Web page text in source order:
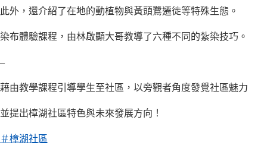
此外，還介紹了在地的動植物與黃頭鷺遷徙等特殊生態。
染布體驗課程，由林啟顯大哥教導了六種不同的紮染技巧。
–
藉由教學課程引導學生至社區，以旁觀者角度發覺社區魅力
並提出樟湖社區特色與未來發展方向！
＃樟湖社區